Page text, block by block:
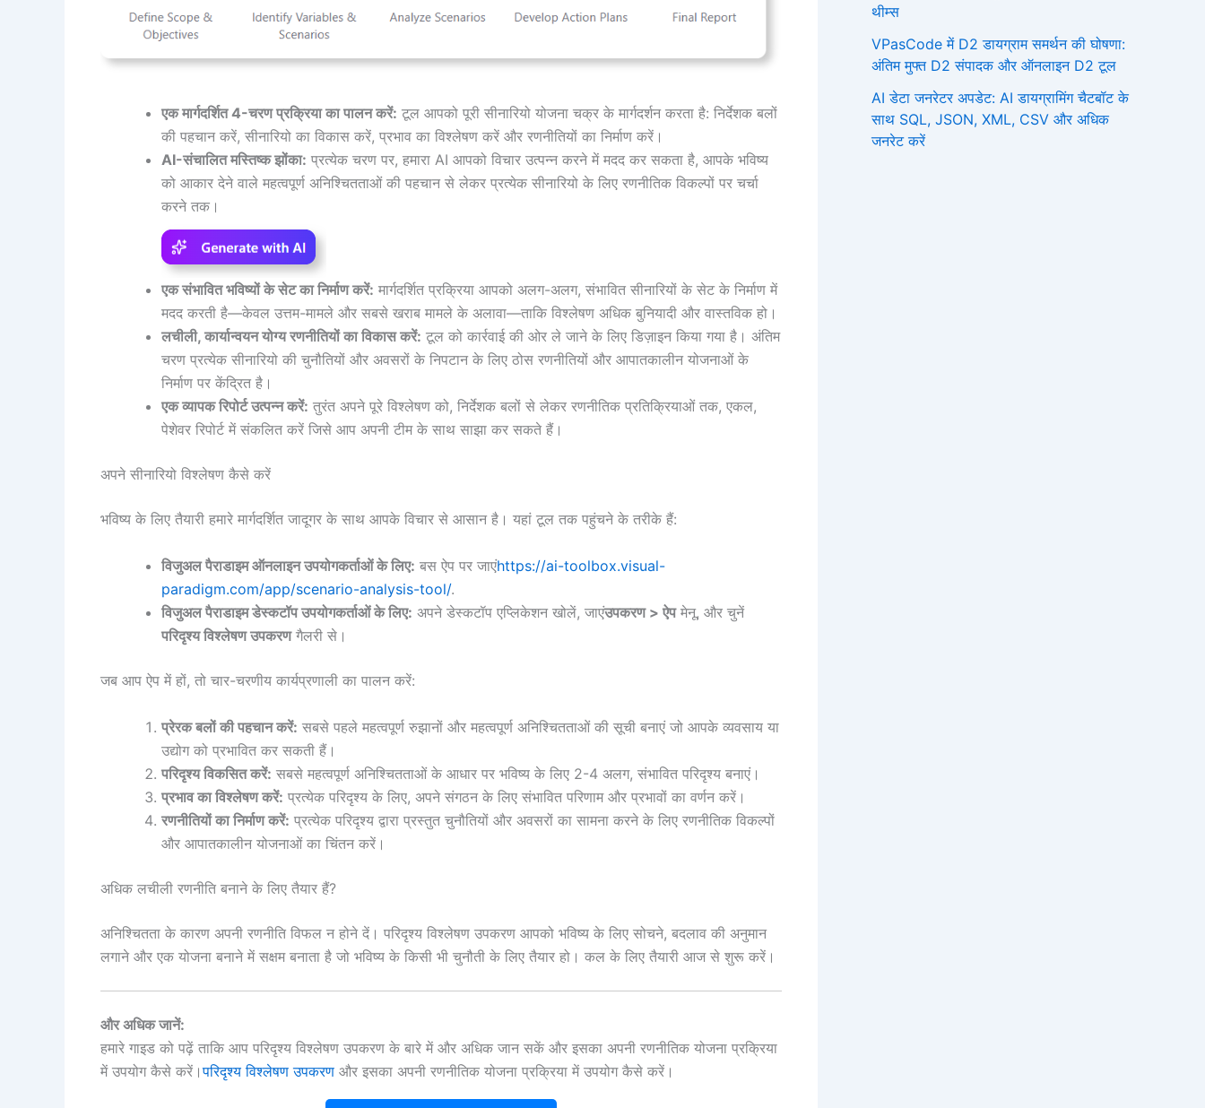
एक मार्गदर्शित 4-चरण प्रक्रिया का पालन करें: टूल आपको पूरी सीनारियो योजना चक्र के मार्गदर्शन करता है: निर्देशक बलों
की पहचान करें, सीनारियो का विकास करें, प्रभाव का विश्लेषण करें और रणनीतियों का निर्माण करें।
AI-संचालित मस्तिष्क झोंका: प्रत्येक चरण पर, हमारा AI आपको विचार उत्पन्न करने में मदद कर सकता है, आपके भविष्य
को आकार देने वाले महत्वपूर्ण अनिश्चितताओं की पहचान से लेकर प्रत्येक सीनारियो के लिए रणनीतिक विकल्पों पर चर्चा
करने तक।
एक संभावित भविष्यों के सेट का निर्माण करें: मार्गदर्शित प्रक्रिया आपको अलग-अलग, संभावित सीनारियों के सेट के निर्माण में
मदद करती है—केवल उत्तम-मामले और सबसे खराब मामले के अलावा—ताकि विश्लेषण अधिक बुनियादी और वास्तविक हो।
लचीली, कार्यान्वयन योग्य रणनीतियों का विकास करें: टूल को कार्रवाई की ओर ले जाने के लिए डिज़ाइन किया गया है। अंतिम
चरण प्रत्येक सीनारियो की चुनौतियों और अवसरों के निपटान के लिए ठोस रणनीतियों और आपातकालीन योजनाओं के
निर्माण पर केंद्रित है।
एक व्यापक रिपोर्ट उत्पन्न करें: तुरंत अपने पूरे विश्लेषण को, निर्देशक बलों से लेकर रणनीतिक प्रतिक्रियाओं तक, एकल,
पेशेवर रिपोर्ट में संकलित करें जिसे आप अपनी टीम के साथ साझा कर सकते हैं।
अपने सीनारियो विश्लेषण कैसे करें
भविष्य के लिए तैयारी हमारे मार्गदर्शित जादूगर के साथ आपके विचार से आसान है। यहां टूल तक पहुंचने के तरीके हैं:
विजुअल पैराडाइम ऑनलाइन उपयोगकर्ताओं के लिए: बस ऐप पर जाएंhttps://ai-toolbox.visual-
paradigm.com/app/scenario-analysis-tool/.
विजुअल पैराडाइम डेस्कटॉप उपयोगकर्ताओं के लिए: अपने डेस्कटॉप एप्लिकेशन खोलें, जाएंउपकरण > ऐपमेनू, और चुनें
परिदृश्य विश्लेषण उपकरणगैलरी से।
जब आप ऐप में हों, तो चार-चरणीय कार्यप्रणाली का पालन करें:
प्रेरक बलों की पहचान करें: सबसे पहले महत्वपूर्ण रुझानों और महत्वपूर्ण अनिश्चितताओं की सूची बनाएं जो आपके व्यवसाय या
उद्योग को प्रभावित कर सकती हैं।
परिदृश्य विकसित करें: सबसे महत्वपूर्ण अनिश्चितताओं के आधार पर भविष्य के लिए 2-4 अलग, संभावित परिदृश्य बनाएं।
प्रभाव का विश्लेषण करें: प्रत्येक परिदृश्य के लिए, अपने संगठन के लिए संभावित परिणाम और प्रभावों का वर्णन करें।
रणनीतियों का निर्माण करें: प्रत्येक परिदृश्य द्वारा प्रस्तुत चुनौतियों और अवसरों का सामना करने के लिए रणनीतिक विकल्पों
और आपातकालीन योजनाओं का चिंतन करें।
अधिक लचीली रणनीति बनाने के लिए तैयार हैं?
अनिश्चितता के कारण अपनी रणनीति विफल न होने दें। परिदृश्य विश्लेषण उपकरण आपको भविष्य के लिए सोचने, बदलाव की अनुमान
लगाने और एक योजना बनाने में सक्षम बनाता है जो भविष्य के किसी भी चुनौती के लिए तैयार हो। कल के लिए तैयारी आज से शुरू करें।
और अधिक जानें:
हमारे गाइड को पढ़ें ताकि आप परिदृश्य विश्लेषण उपकरण के बारे में और अधिक जान सकें और इसका अपनी रणनीतिक योजना प्रक्रिया
में उपयोग कैसे करें।परिदृश्य विश्लेषण उपकरण और इसका अपनी रणनीतिक योजना प्रक्रिया में उपयोग कैसे करें।
थीम्स
VPasCode में D2 डायग्राम समर्थन की घोषणा:
अंतिम मुफ्त D2 संपादक और ऑनलाइन D2 टूल
AI डेटा जनरेटर अपडेट: AI डायग्रामिंग चैटबॉट के
साथ SQL, JSON, XML, CSV और अधिक
जनरेट करें